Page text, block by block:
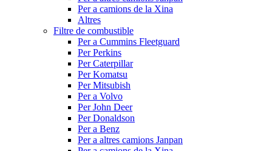
Per a camions de la Xina
Altres
Filtre de combustible
Per a Cummins Fleetguard
Per Perkins
Per Caterpillar
Per Komatsu
Per Mitsubish
Per a Volvo
Per John Deer
Per Donaldson
Per a Benz
Per a altres camions Janpan